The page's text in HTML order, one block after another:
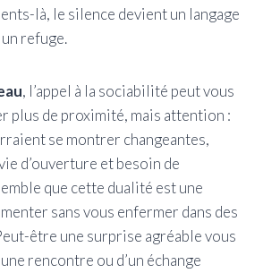
là, le silence devient un langage
refuge.
, l’appel à la sociabilité peut vous
plus de proximité, mais attention :
se montrer changeantes,
d’ouverture et besoin de
que cette dualité est une
sans vous enfermer dans des
être une surprise agréable vous
rencontre ou d’un échange